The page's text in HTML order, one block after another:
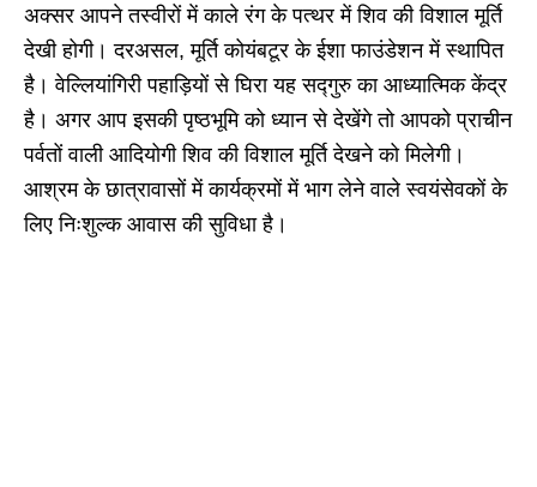
अक्सर आपने तस्वीरों में काले रंग के पत्थर में शिव की विशाल मूर्ति
देखी होगी। दरअसल, मूर्ति कोयंबटूर के ईशा फाउंडेशन में स्थापित
है। वेल्लियांगिरी पहाड़ियों से घिरा यह सद्गुरु का आध्यात्मिक केंद्र
है। अगर आप इसकी पृष्ठभूमि को ध्यान से देखेंगे तो आपको प्राचीन
पर्वतों वाली आदियोगी शिव की विशाल मूर्ति देखने को मिलेगी।
आश्रम के छात्रावासों में कार्यक्रमों में भाग लेने वाले स्वयंसेवकों के
लिए निःशुल्क आवास की सुविधा है।